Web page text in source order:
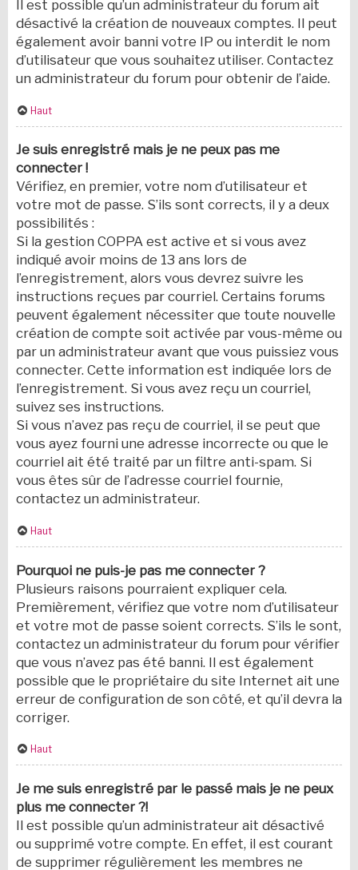
Il est possible qu’un administrateur du forum ait
désactivé la création de nouveaux comptes. Il peut
également avoir banni votre IP ou interdit le nom
d’utilisateur que vous souhaitez utiliser. Contactez
un administrateur du forum pour obtenir de l’aide.
Haut
Je suis enregistré mais je ne peux pas me
connecter !
Vérifiez, en premier, votre nom d’utilisateur et
votre mot de passe. S’ils sont corrects, il y a deux
possibilités :
Si la gestion COPPA est active et si vous avez
indiqué avoir moins de 13 ans lors de
l’enregistrement, alors vous devrez suivre les
instructions reçues par courriel. Certains forums
peuvent également nécessiter que toute nouvelle
création de compte soit activée par vous-même ou
par un administrateur avant que vous puissiez vous
connecter. Cette information est indiquée lors de
l’enregistrement. Si vous avez reçu un courriel,
suivez ses instructions.
Si vous n’avez pas reçu de courriel, il se peut que
vous ayez fourni une adresse incorrecte ou que le
courriel ait été traité par un filtre anti-spam. Si
vous êtes sûr de l’adresse courriel fournie,
contactez un administrateur.
Haut
Pourquoi ne puis-je pas me connecter ?
Plusieurs raisons pourraient expliquer cela.
Premièrement, vérifiez que votre nom d’utilisateur
et votre mot de passe soient corrects. S’ils le sont,
contactez un administrateur du forum pour vérifier
que vous n’avez pas été banni. Il est également
possible que le propriétaire du site Internet ait une
erreur de configuration de son côté, et qu’il devra la
corriger.
Haut
Je me suis enregistré par le passé mais je ne peux
plus me connecter ?!
Il est possible qu’un administrateur ait désactivé
ou supprimé votre compte. En effet, il est courant
de supprimer régulièrement les membres ne